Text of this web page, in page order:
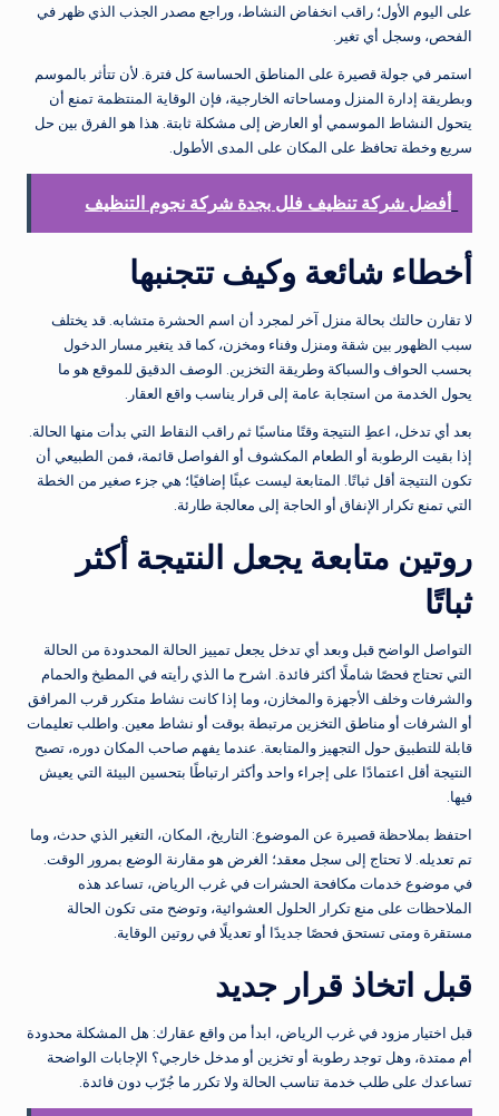
على اليوم الأول؛ راقب انخفاض النشاط، وراجع مصدر الجذب الذي ظهر في
الفحص، وسجل أي تغير.
استمر في جولة قصيرة على المناطق الحساسة كل فترة. لأن تتأثر بالموسم
وبطريقة إدارة المنزل ومساحاته الخارجية، فإن الوقاية المنتظمة تمنع أن
يتحول النشاط الموسمي أو العارض إلى مشكلة ثابتة. هذا هو الفرق بين حل
سريع وخطة تحافظ على المكان على المدى الأطول.
أفضل شركة تنظيف فلل بجدة شركة نجوم التنظيف
أخطاء شائعة وكيف تتجنبها
لا تقارن حالتك بحالة منزل آخر لمجرد أن اسم الحشرة متشابه. قد يختلف
سبب الظهور بين شقة ومنزل وفناء ومخزن، كما قد يتغير مسار الدخول
بحسب الحواف والسباكة وطريقة التخزين. الوصف الدقيق للموقع هو ما
يحول الخدمة من استجابة عامة إلى قرار يناسب واقع العقار.
بعد أي تدخل، اعطِ النتيجة وقتًا مناسبًا ثم راقب النقاط التي بدأت منها الحالة.
إذا بقيت الرطوبة أو الطعام المكشوف أو الفواصل قائمة، فمن الطبيعي أن
تكون النتيجة أقل ثباتًا. المتابعة ليست عبئًا إضافيًا؛ هي جزء صغير من الخطة
التي تمنع تكرار الإنفاق أو الحاجة إلى معالجة طارئة.
روتين متابعة يجعل النتيجة أكثر
ثباتًا
التواصل الواضح قبل وبعد أي تدخل يجعل تمييز الحالة المحدودة من الحالة
التي تحتاج فحصًا شاملًا أكثر فائدة. اشرح ما الذي رأيته في المطبخ والحمام
والشرفات وخلف الأجهزة والمخازن، وما إذا كانت نشاط متكرر قرب المرافق
أو الشرفات أو مناطق التخزين مرتبطة بوقت أو نشاط معين. واطلب تعليمات
قابلة للتطبيق حول التجهيز والمتابعة. عندما يفهم صاحب المكان دوره، تصبح
النتيجة أقل اعتمادًا على إجراء واحد وأكثر ارتباطًا بتحسين البيئة التي يعيش
فيها.
احتفظ بملاحظة قصيرة عن الموضوع: التاريخ، المكان، التغير الذي حدث، وما
تم تعديله. لا تحتاج إلى سجل معقد؛ الغرض هو مقارنة الوضع بمرور الوقت.
في موضوع خدمات مكافحة الحشرات في غرب الرياض، تساعد هذه
الملاحظات على منع تكرار الحلول العشوائية، وتوضح متى تكون الحالة
مستقرة ومتى تستحق فحصًا جديدًا أو تعديلًا في روتين الوقاية.
قبل اتخاذ قرار جديد
قبل اختيار مزود في غرب الرياض، ابدأ من واقع عقارك: هل المشكلة محدودة
أم ممتدة، وهل توجد رطوبة أو تخزين أو مدخل خارجي؟ الإجابات الواضحة
تساعدك على طلب خدمة تناسب الحالة ولا تكرر ما جُرّب دون فائدة.